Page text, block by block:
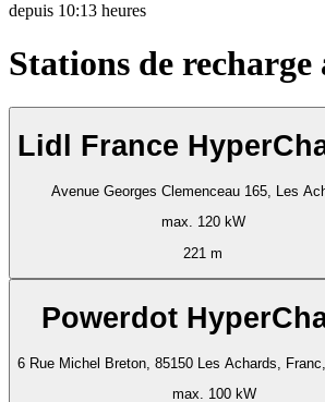
depuis 10:13 heures
Stations de
Lidl France
Avenue Georges Clemenceau 165, Les
max. 120 kW
221 m
Powerdot
6 Rue Michel Breton, 85150 Les Achards,
max. 100 kW